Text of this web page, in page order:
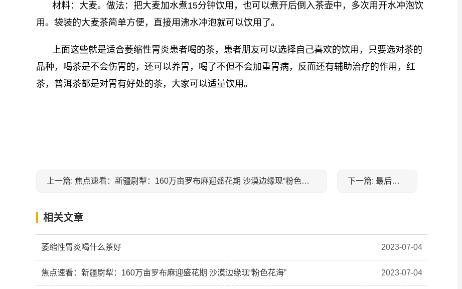
材料：大麦。做法：把大麦加水煮15分钟饮用，也可以煮开后倒入茶壶中，多次用开水冲泡饮
用。袋装的大麦茶简单方便，直接用沸水冲泡就可以饮用了。
上面这些就是适合萎缩性胃炎患者喝的茶，患者朋友可以选择自己喜欢的饮用，只要选对茶的
品种，喝茶是不会伤胃的，还可以养胃，喝了不但不会加重胃病，反而还有辅助治疗的作用，红
茶，普洱茶都是对胃有好处的茶，大家可以适量饮用。
上一篇: 焦点速看：新疆尉犁：160万亩罗布麻迎盛花期 沙漠边缘现“粉色花海” 下一篇: 最后一页
相关文章
萎缩性胃炎喝什么茶好 2023-07-04
焦点速看：新疆尉犁：160万亩罗布麻迎盛花期 沙漠边缘现“粉色花海” 2023-07-04